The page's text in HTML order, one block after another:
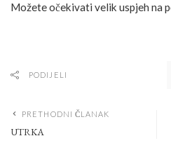
Možete očekivati velik uspjeh na
PODIJELI
PRETHODNI ČLANAK
UTRKA